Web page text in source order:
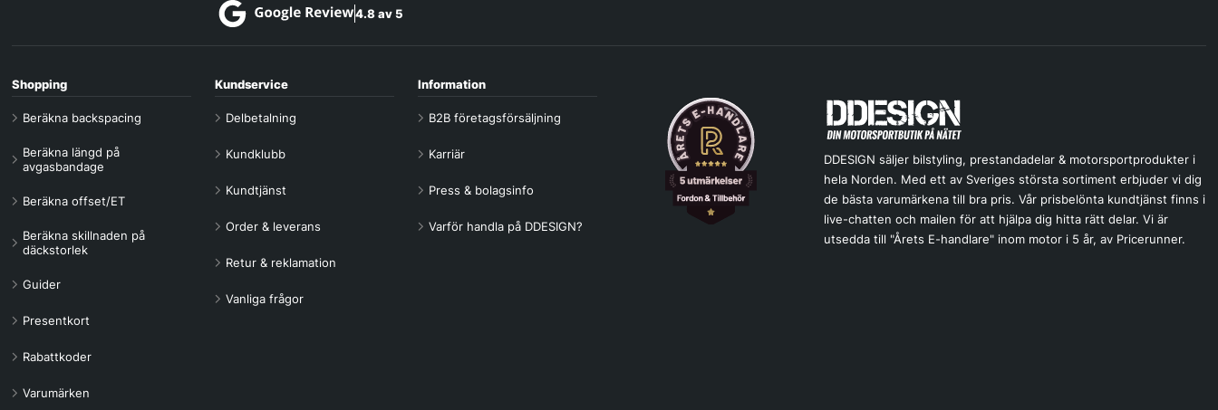
4.8 av 5
Shopping
Beräkna backspacing
Beräkna längd på
avgasbandage
Beräkna offset/ET
Beräkna skillnaden på
däckstorlek
Guider
Presentkort
Rabattkoder
Varumärken
Kundservice
Delbetalning
Kundklubb
Kundtjänst
Order & leverans
Retur & reklamation
Vanliga frågor
Information
B2B företagsförsäljning
Karriär
Press & bolagsinfo
Varför handla på DDESIGN?
DDESIGN säljer bilstyling, prestandadelar & motorsportprodukter i
hela Norden. Med ett av Sveriges största sortiment erbjuder vi dig
de bästa varumärkena till bra pris. Vår prisbelönta kundtjänst finns i
live-chatten och mailen för att hjälpa dig hitta rätt delar. Vi är
utsedda till "Årets E-handlare" inom motor i 5 år, av Pricerunner.